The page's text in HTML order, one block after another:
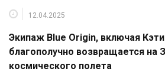
12.04.2025
Экипаж Blue Origin, включая
благополучно возвращается на
космического полета